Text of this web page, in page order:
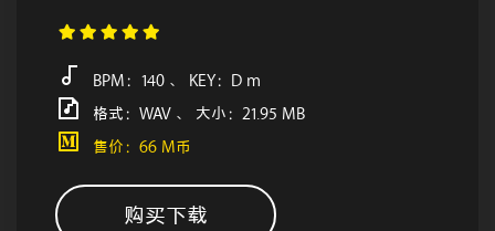
BPM：140 、 KEY：D m
格式：WAV 、 大小：21.95 MB
售价：66 M币
购买下载